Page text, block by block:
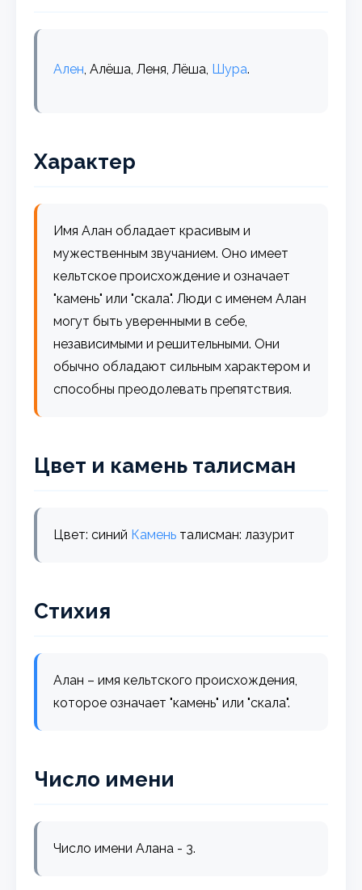
Ален, Алёша, Леня, Лёша, Шура.
Характер
Имя Алан обладает красивым и
мужественным звучанием. Оно имеет
кельтское происхождение и означает
"камень" или "скала". Люди с именем Алан
могут быть уверенными в себе,
независимыми и решительными. Они
обычно обладают сильным характером и
способны преодолевать препятствия.
Цвет и камень талисман
Цвет: синий Камень талисман: лазурит
Стихия
Алан – имя кельтского происхождения,
которое означает "камень" или "скала".
Число имени
Число имени Алана - 3.